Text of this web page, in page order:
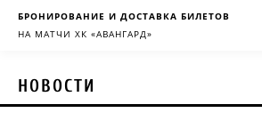
БРОНИРОВАНИЕ И ДОСТАВКА БИЛЕТОВ
НА МАТЧИ ХК «АВАНГАРД»
НОВОСТИ